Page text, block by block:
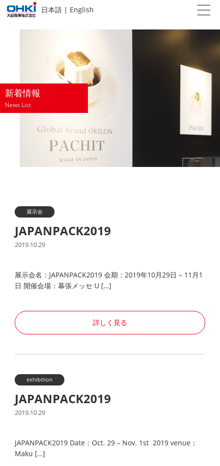
日本語 | English
新着情報
News List
展示会
JAPANPACK2019
2019.10.29
展示会名：JAPANPACK2019 会期：2019年10月29日 – 11月1
日 開催会場：幕張メッセ U […]
詳しく見る
exhibition
JAPANPACK2019
2019.10.29
JAPANPACK2019 Date：Oct. 29 – Nov. 1st 2019 venue：
Maku […]